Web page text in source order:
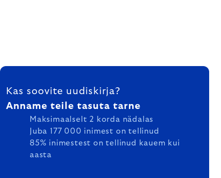
FOOTER
Kas soovite uudiskirja?
Anname teile tasuta tarne
Maksimaalselt 2 korda nädalas
Juba 177 000 inimest on tellinud
85% inimestest on tellinud kauem kui
aasta